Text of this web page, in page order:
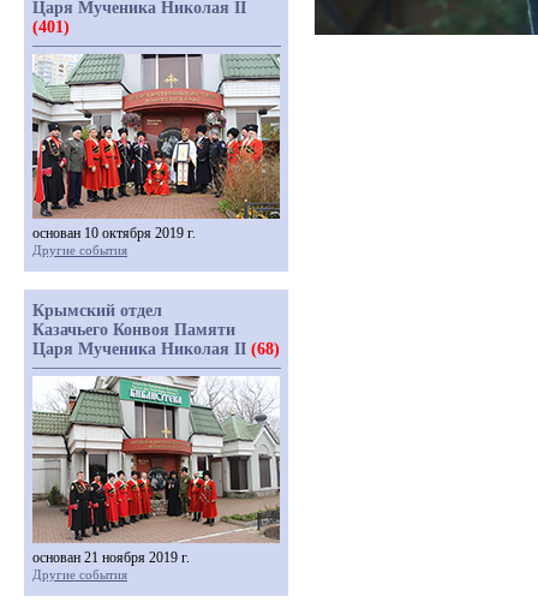
Царя Мученика Николая II
(401)
основан 10 октября 2019 г.
Другие события
Крымский отдел
Казачьего Конвоя Памяти
Царя Мученика Николая II (68)
основан 21 ноября 2019 г.
Другие события